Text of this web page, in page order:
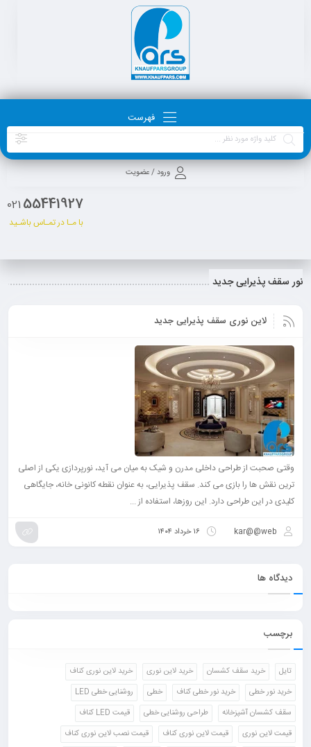
فهرست
ورود / عضویت
55441927
021
با مـا در تمـاس باشـید
نور سقف پذیرایی جدید
لاین نوری سقف پذیرایی جدید
وقتی صحبت از طراحی داخلی مدرن و شیک به میان می آید، نورپردازی یکی از اصلی
ترین نقش ها را بازی می کند. سقف پذیرایی، به عنوان نقطه کانونی خانه، جایگاهی
کلیدی در این طراحی دارد. این روزها، استفاده از ...
kar@@web ۱۶ خرداد ۱۴۰۴
دیدگاه ها
برچسب
تایل خرید سقف کشسان خرید لاین نوری
خرید لاین نوری کناف
خرید نور خطی
خرید نور خطی کناف خطی
روشنایی خطی LED
سقف کشسان آشپزخانه
طراحی روشنایی خطی
قیمت LED کناف
قیمت لاین نوری
قیمت لاین نوری کناف
قیمت نصب لاین نوری کناف